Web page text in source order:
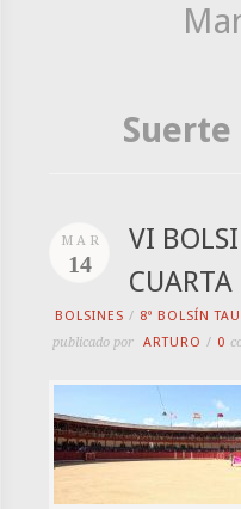
MAR
14
VI
BOLSINES / 8º BOLSÍN
publicado por
ARTURO / 0